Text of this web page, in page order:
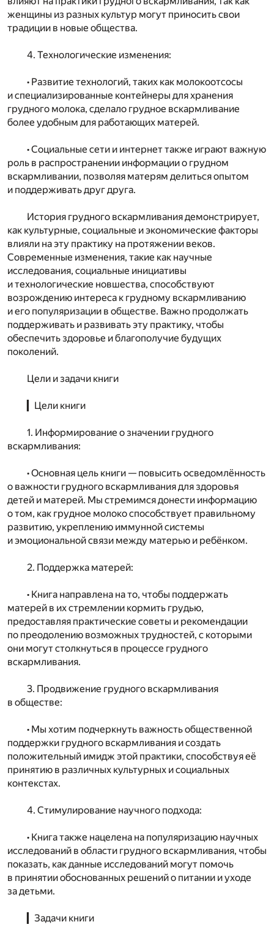
женщины из разных культур могут приносить свои
традиции в новые общества.
4. Технологические изменения:
• Развитие технологий, таких как молокоотсосы
и специализированные контейнеры для хранения
грудного молока, сделало грудное вскармливание
более удобным для работающих матерей.
• Социальные сети и интернет также играют важную
роль в распространении информации о грудном
вскармливании, позволяя матерям делиться опытом
и поддерживать друг друга.
История грудного вскармливания демонстрирует,
как культурные, социальные и экономические факторы
влияли на эту практику на протяжении веков.
Современные изменения, такие как научные
исследования, социальные инициативы
и технологические новшества, способствуют
возрождению интереса к грудному вскармливанию
и его популяризации в обществе. Важно продолжать
поддерживать и развивать эту практику, чтобы
обеспечить здоровье и благополучие будущих
поколений.
Цели и задачи книги
▎Цели книги
1. Информирование о значении грудного
вскармливания:
• Основная цель книги — повысить осведомлённость
о важности грудного вскармливания для здоровья
детей и матерей. Мы стремимся донести информацию
о том, как грудное молоко способствует правильному
развитию, укреплению иммунной системы
и эмоциональной связи между матерью и ребёнком.
2. Поддержка матерей:
• Книга направлена на то, чтобы поддержать
матерей в их стремлении кормить грудью,
предоставляя практические советы и рекомендации
по преодолению возможных трудностей, с которыми
они могут столкнуться в процессе грудного
вскармливания.
3. Продвижение грудного вскармливания
в обществе:
• Мы хотим подчеркнуть важность общественной
поддержки грудного вскармливания и создать
положительный имидж этой практики, способствуя её
принятию в различных культурных и социальных
контекстах.
4. Стимулирование научного подхода:
• Книга также нацелена на популяризацию научных
исследований в области грудного вскармливания, чтобы
показать, как данные исследований могут помочь
в принятии обоснованных решений о питании и уходе
за детьми.
▎Задачи книги